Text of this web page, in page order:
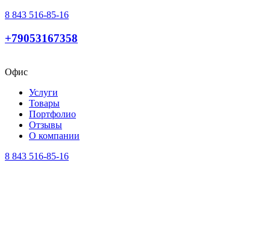
8 843 516-85-16
+79053167358
Офис
Услуги
Товары
Портфолио
Отзывы
О компании
8 843 516-85-16